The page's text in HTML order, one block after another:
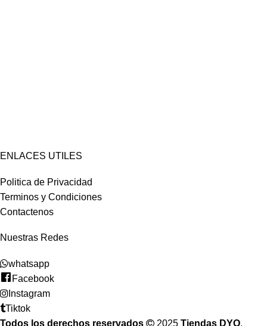
ENLACES UTILES
Politica de Privacidad
Terminos y Condiciones
Contactenos
Nuestras Redes
whatsapp
Facebook
Instagram
Tiktok
Todos los derechos reservados
2025 Tiendas DYO.